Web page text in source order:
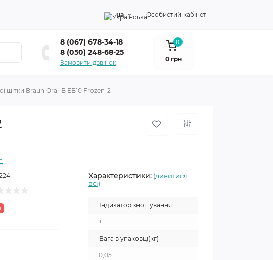
ua Особистий кабінет
8 (067) 678-34-18
8 (050) 248-68-25
Замовити дзвінок
0
0 грн
щітки Braun Oral-B EB10 Frozen-2
Характеристики: (дивитися
всі)
Індикатор зношування
+
Вага в упаковці(кг)
0,05